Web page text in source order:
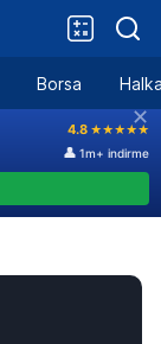
Borsa